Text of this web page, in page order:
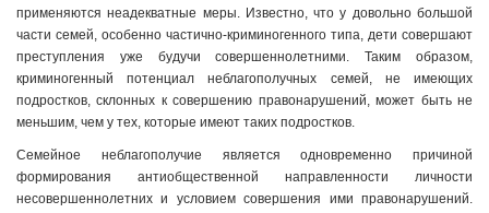
применяются неадекватные меры. Известно, что у довольно большой
части семей, особенно частично-криминогенного типа, дети совершают
преступления уже будучи совершеннолетними. Таким образом,
криминогенный потенциал неблагополучных семей, не имеющих
подростков, склонных к совершению правонарушений, может быть не
меньшим, чем у тех, которые имеют таких подростков.
Семейное неблагополучие является одновременно причиной
формирования антиобщественной направленности личности
несовершеннолетних и условием совершения ими правонарушений.